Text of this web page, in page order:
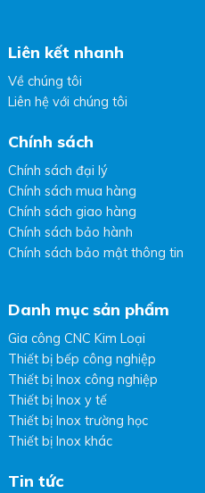
Liên kết nhanh
Về chúng tôi
Liên hệ với chúng tôi
Chính sách
Chính sách đại lý
Chính sách mua hàng
Chính sách giao hàng
Chính sách bảo hành
Chính sách bảo mật thông tin
Danh mục sản phẩm
Gia công CNC Kim Loại
Thiết bị bếp công nghiệp
Thiết bị Inox công nghiệp
Thiết bị Inox y tế
Thiết bị Inox trường học
Thiết bị Inox khác
Tin tức